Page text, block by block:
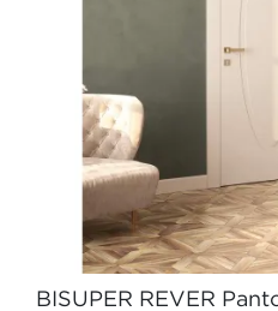
BISUPER REVER